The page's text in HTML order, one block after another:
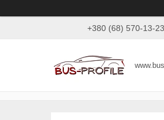
+380 (68) 570-13-23